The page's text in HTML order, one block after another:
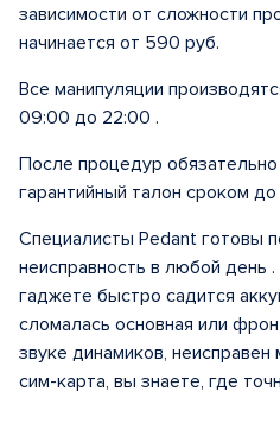
зависимости от сложности
начинается от 590 руб.
Все манипуляции
09:00 до 22:00 .
После процедур
гарантийный талон сроком
Специалисты Pedant готовы
неисправность в любой день
гаджете быстро садится
сломалась основная или
звуке динамиков,
сим-карта, вы знаете, где